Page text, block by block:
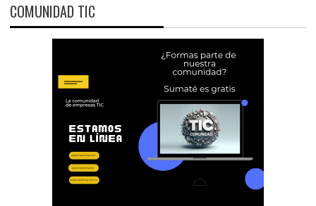
COMUNIDAD TIC